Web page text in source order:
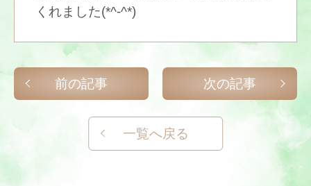
くれました(*^-^*)
前の記事 次の記事
一覧へ戻る